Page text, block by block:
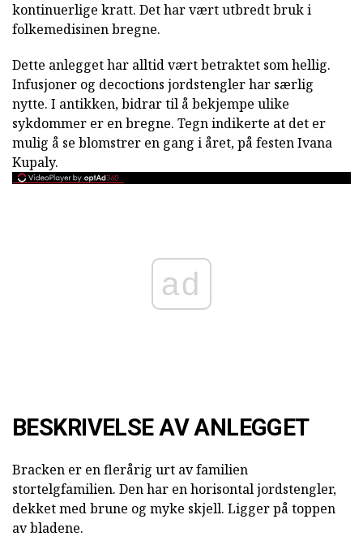
kontinuerlige kratt. Det har vært utbredt bruk i
folkemedisinen bregne.
Dette anlegget har alltid vært betraktet som hellig.
Infusjoner og decoctions jordstengler har særlig
nytte. I antikken, bidrar til å bekjempe ulike
sykdommer er en bregne. Tegn indikerte at det er
mulig å se blomstrer en gang i året, på festen Ivana
Kupaly.
ad
BESKRIVELSE AV ANLEGGET
Bracken er en flerårig urt av familien
stortelgfamilien. Den har en horisontal jordstengler,
dekket med brune og myke skjell. Ligger på toppen
av bladene.